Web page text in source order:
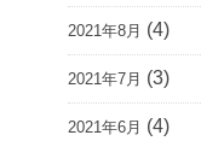
2021年8月 (4)
2021年7月 (3)
2021年6月 (4)